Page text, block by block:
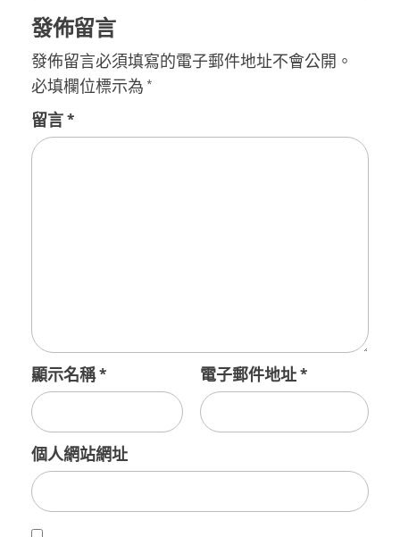
發佈留言
發佈留言必須填寫的電子郵件地址不會公開。
必填欄位標示為 *
留言*
顯示名稱* 電子郵件地址*
個人網站網址